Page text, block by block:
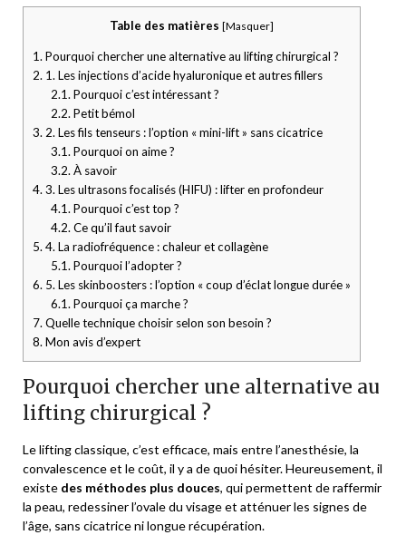
Table des matières [Masquer]
1.Pourquoi chercher une alternative au lifting chirurgical ?
2. 1. Les injections d’acide hyaluronique et autres fillers
2.1.Pourquoi c’est intéressant ?
2.2.Petit bémol
3.2. Les fils tenseurs : l’option « mini-lift » sans cicatrice
3.1.Pourquoi on aime ?
3.2.À savoir
4.3. Les ultrasons focalisés (HIFU) : lifter en profondeur
4.1.Pourquoi c’est top ?
4.2.Ce qu’il faut savoir
5.4. La radiofréquence : chaleur et collagène
5.1.Pourquoi l’adopter ?
6. 5. Les skinboosters : l’option « coup d’éclat longue durée »
6.1.Pourquoi ça marche ?
7.Quelle technique choisir selon son besoin ?
8.Mon avis d’expert
Pourquoi chercher une alternative au
lifting chirurgical ?
Le lifting classique, c’est efficace, mais entre l’anesthésie, la
convalescence et le coût, il y a de quoi hésiter. Heureusement, il
existe des méthodes plus douces, qui permettent de raffermir
la peau, redessiner l’ovale du visage et atténuer les signes de
l’âge, sans cicatrice ni longue récupération.